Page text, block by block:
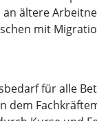
ältere
mit
für alle